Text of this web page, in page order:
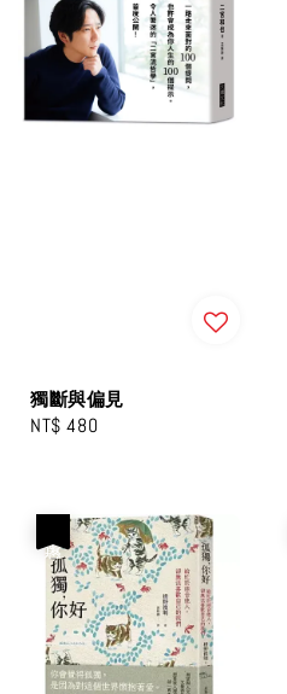
獨斷與偏見
Regular
NT$ 480